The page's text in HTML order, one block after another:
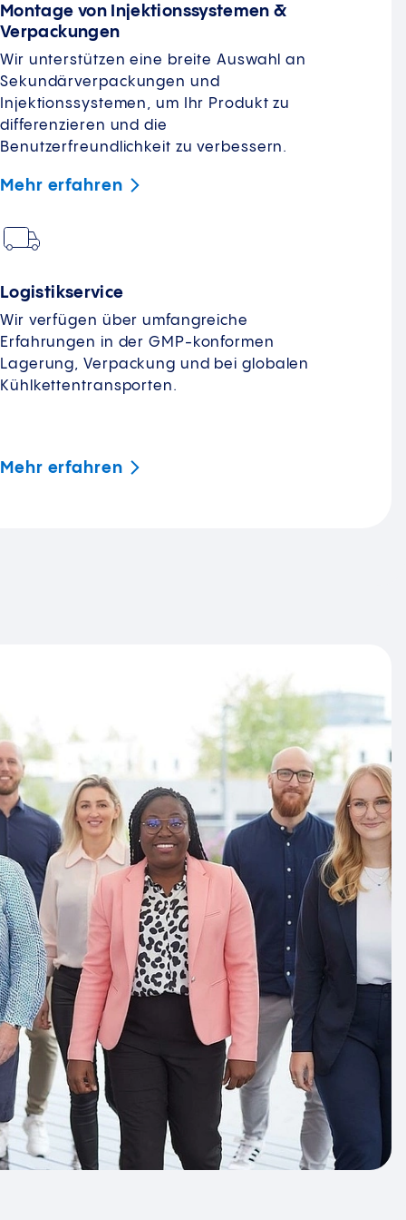
Montage von Injektionssystemen &
Verpackungen
Wir unterstützen eine breite Auswahl an
Sekundärverpackungen und
Injektionssystemen, um Ihr Produkt zu
differenzieren und die
Benutzerfreundlichkeit zu verbessern.
Mehr erfahren
Logistikservice
Wir verfügen über umfangreiche
Erfahrungen in der GMP-konformen
Lagerung, Verpackung und bei globalen
Kühlkettentransporten.
Mehr erfahren